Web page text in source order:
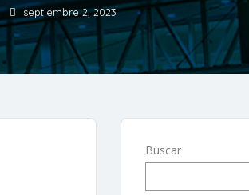
septiembre 2, 2023
Buscar